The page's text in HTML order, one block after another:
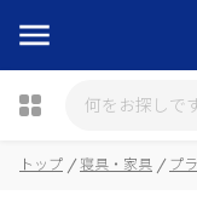
トップ 寝具・家具 プ